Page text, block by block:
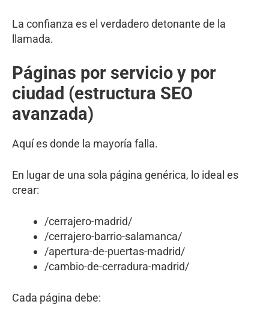
La confianza es el verdadero detonante de la
llamada.
Páginas por servicio y por
ciudad (estructura SEO
avanzada)
Aquí es donde la mayoría falla.
En lugar de una sola página genérica, lo ideal es
crear:
/cerrajero-madrid/
/cerrajero-barrio-salamanca/
/apertura-de-puertas-madrid/
/cambio-de-cerradura-madrid/
Cada página debe: